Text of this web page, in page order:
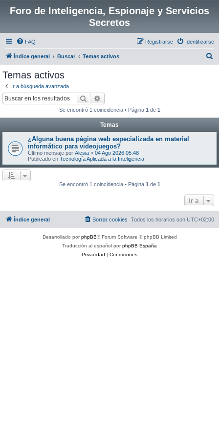
Foro de Inteligencia, Espionaje y Servicios
Secretos
FAQ Identificarse
Registrarse
Índice general Buscar Temas activos
Temas activos
Ir a búsqueda avanzada
Buscar
Se encontró 1 coincidencia • Página 1 de 1
Temas
¿Alguna buena página web especializada en material
informático para videojuegos?
Último mensaje por Alesia « 04 Ago 2026 05:48
Publicado en Tecnología Aplicada a la Inteligencia
Se encontró 1 coincidencia • Página 1 de 1
Ir a
Índice general Todos los horarios son UTC+02:00
Borrar cookies
Desarrollado porphpBB® Forum Software © phpBB Limited
Traducción al español porphpBB España
Privacidad | Condiciones